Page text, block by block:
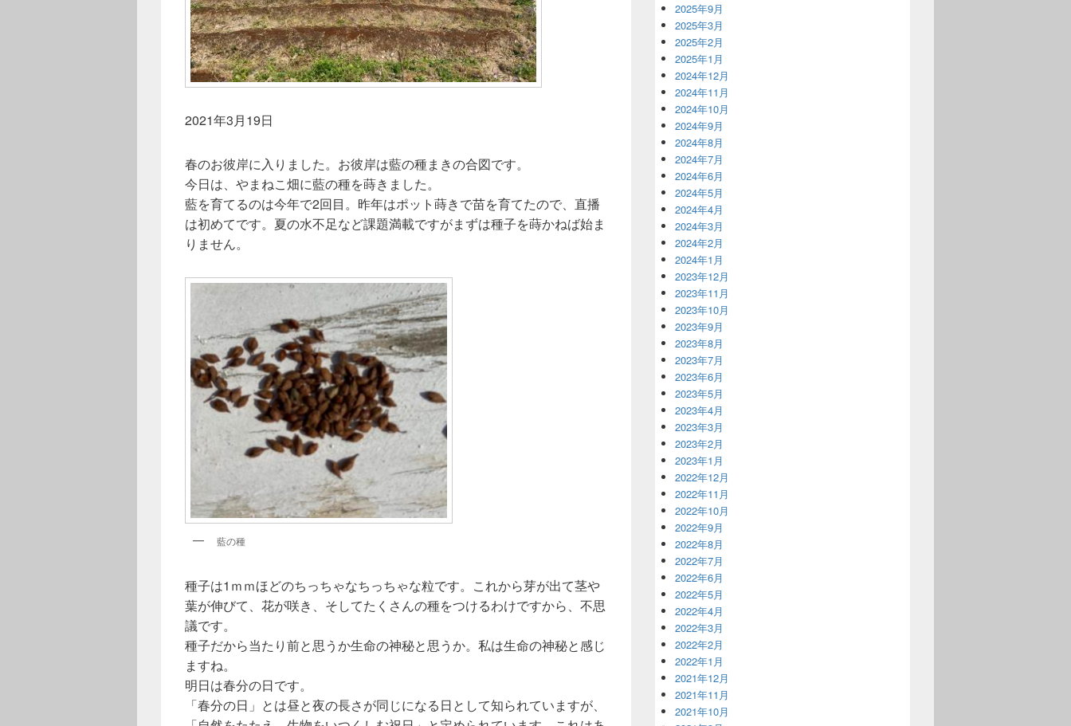
2021年3月19日
春のお彼岸に入りました。お彼岸は藍の種まきの合図です。
今日は、やまねこ畑に藍の種を蒔きました。
藍を育てるのは今年で2回目。昨年はポット蒔きで苗を育てたので、直播
は初めてです。夏の水不足など課題満載ですがまずは種子を蒔かねば始ま
りません。
藍の種
種子は1ｍｍほどのちっちゃなちっちゃな粒です。これから芽が出て茎や
葉が伸びて、花が咲き、そしてたくさんの種をつけるわけですから、不思
議です。
種子だから当たり前と思うか生命の神秘と思うか。私は生命の神秘と感じ
ますね。
明日は春分の日です。
「春分の日」とは昼と夜の長さが同じになる日として知られていますが、
2025年9月
2025年3月
2025年2月
2025年1月
2024年12月
2024年11月
2024年10月
2024年9月
2024年8月
2024年7月
2024年6月
2024年5月
2024年4月
2024年3月
2024年2月
2024年1月
2023年12月
2023年11月
2023年10月
2023年9月
2023年8月
2023年7月
2023年6月
2023年5月
2023年4月
2023年3月
2023年2月
2023年1月
2022年12月
2022年11月
2022年10月
2022年9月
2022年8月
2022年7月
2022年6月
2022年5月
2022年4月
2022年3月
2022年2月
2022年1月
2021年12月
2021年11月
2021年10月